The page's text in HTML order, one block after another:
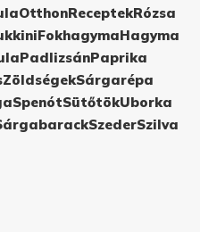
OtthonReceptekRózsa
FokhagymaHagyma
PadlizsánPaprika
ZöldségekSárgarépa
SpenótSütőtökUborka
SzederSzilva